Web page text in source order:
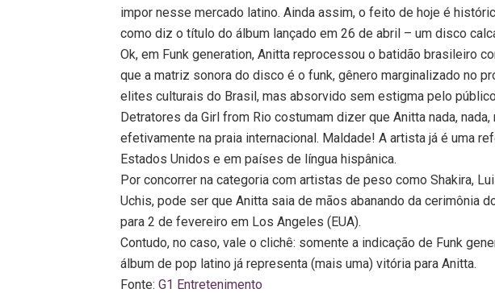
impor nesse mercado latino. Ainda assim, o feito de hoje é
como diz o título do álbum lançado em 26 de abril – um disco
Ok, em Funk generation, Anitta reprocessou o batidão brasileiro
que a matriz sonora do disco é o funk, gênero marginalizado no
elites culturais do Brasil, mas absorvido sem estigma pelo
Detratores da Girl from Rio costumam dizer que Anitta nada, nada,
efetivamente na praia internacional. Maldade! A artista já é uma
Estados Unidos e em países de língua hispânica.
Por concorrer na categoria com artistas de peso como Shakira,
Uchis, pode ser que Anitta saia de mãos abanando da cerimônia
para 2 de fevereiro em Los Angeles (EUA).
Contudo, no caso, vale o clichê: somente a indicação de Funk
álbum de pop latino já representa (mais uma) vitória para Anitta.
Fonte:G1 Entretenimento